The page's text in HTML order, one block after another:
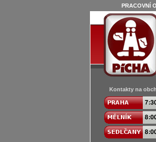
PRACOVNÍ
Kontakty na